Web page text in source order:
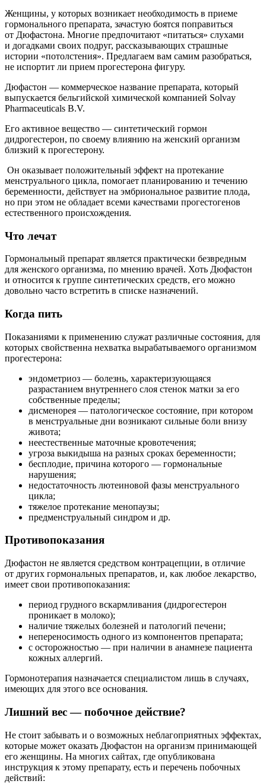
Женщины, у которых возникает необходимость в приеме
гормонального препарата, зачастую боятся поправиться
от Дюфастона. Многие предпочитают «питаться» слухами
и догадками своих подруг, рассказывающих страшные
истории «потолстения». Предлагаем вам самим разобраться,
не испортит ли прием прогестерона фигуру.
Дюфастон — коммерческое название препарата, который
выпускается бельгийской химической компанией Solvay
Pharmaceuticals B.V.
Его активное вещество — синтетический гормон
дидрогестерон, по своему влиянию на женский организм
близкий к прогестерону.
Он оказывает положительный эффект на протекание
менструального цикла, помогает планированию и течению
беременности, действует на эмбриональное развитие плода,
но при этом не обладает всеми качествами прогестогенов
естественного происхождения.
Что лечат
Гормональный препарат является практически безвредным
для женского организма, по мнению врачей. Хоть Дюфастон
и относится к группе синтетических средств, его можно
довольно часто встретить в списке назначений.
Когда пить
Показаниями к применению служат различные состояния, для
которых свойственна нехватка вырабатываемого организмом
прогестерона:
эндометриоз — болезнь, характеризующаяся
разрастанием внутреннего слоя стенок матки за его
собственные пределы;
дисменорея — патологическое состояние, при котором
в менструальные дни возникают сильные боли внизу
живота;
неестественные маточные кровотечения;
угроза выкидыша на разных сроках беременности;
бесплодие, причина которого — гормональные
нарушения;
недостаточность лютеиновой фазы менструального
цикла;
тяжелое протекание менопаузы;
предменструальный синдром и др.
Противопоказания
Дюфастон не является средством контрацепции, в отличие
от других гормональных препаратов, и, как любое лекарство,
имеет свои противопоказания:
период грудного вскармливания (дидрогестерон
проникает в молоко);
наличие тяжелых болезней и патологий печени;
непереносимость одного из компонентов препарата;
с осторожностью — при наличии в анамнезе пациента
кожных аллергий.
Гормонотерапия назначается специалистом лишь в случаях,
имеющих для этого все основания.
Лишний вес — побочное действие?
Не стоит забывать и о возможных неблагоприятных эффектах,
которые может оказать Дюфастон на организм принимающей
его женщины. На многих сайтах, где опубликована
инструкция к этому препарату, есть и перечень побочных
действий: